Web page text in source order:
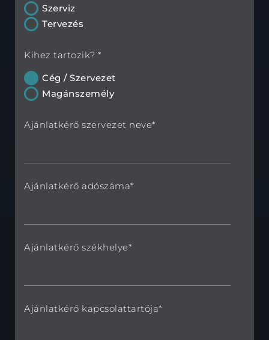
Szerviz
Tervezés
Kihez tartozik? *
Cég / Szervezet
Magánszemély
Ajánlatkérő szervezet neve*
Ajánlatkérő adószáma*
Ajánlatkérő székhelye*
Ajánlatkérő kapcsolattartója*